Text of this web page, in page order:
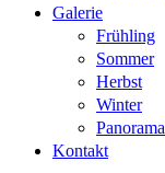
Galerie
Frühling
Sommer
Herbst
Winter
Panorama
Kontakt